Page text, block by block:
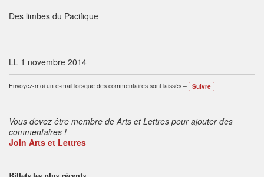
Des limbes du Pacifique
LL 1 novembre 2014
Envoyez-moi un e-mail lorsque des commentaires sont laissés – Suivre
Vous devez être membre de Arts et Lettres pour ajouter des
commentaires !
Join Arts et Lettres